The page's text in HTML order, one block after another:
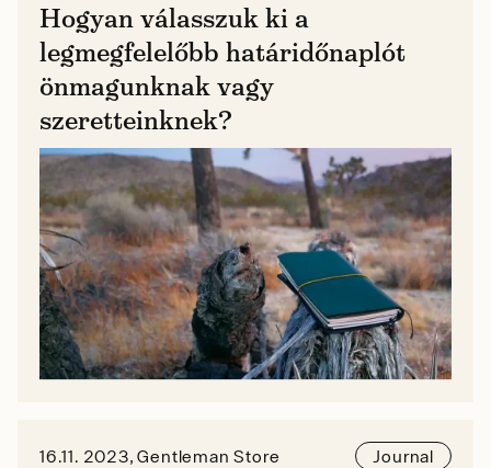
Hogyan válasszuk ki a
legmegfelelőbb határidőnaplót
önmagunknak vagy
szeretteinknek?
16.11. 2023, Gentleman Store Journal